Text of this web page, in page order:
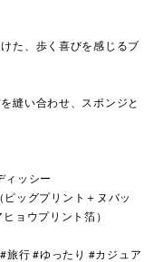
た、歩く喜びを感じるブ
縫い合わせ、スポンジと
ィッシー
ッグプリント＋ヌバッ
ョウプリント箔）
旅行 #ゆったり #カジュア